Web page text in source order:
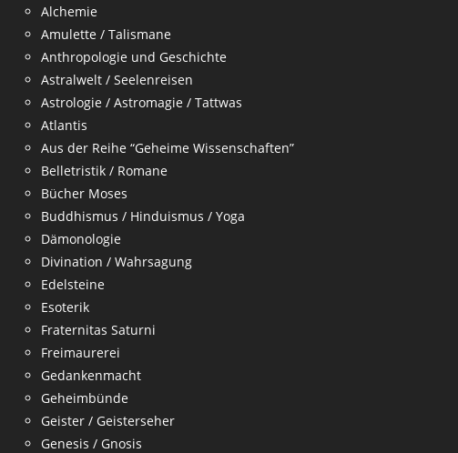
Alchemie
Amulette / Talismane
Anthropologie und Geschichte
Astralwelt / Seelenreisen
Astrologie / Astromagie / Tattwas
Atlantis
Aus der Reihe “Geheime Wissenschaften”
Belletristik / Romane
Bücher Moses
Buddhismus / Hinduismus / Yoga
Dämonologie
Divination / Wahrsagung
Edelsteine
Esoterik
Fraternitas Saturni
Freimaurerei
Gedankenmacht
Geheimbünde
Geister / Geisterseher
Genesis / Gnosis